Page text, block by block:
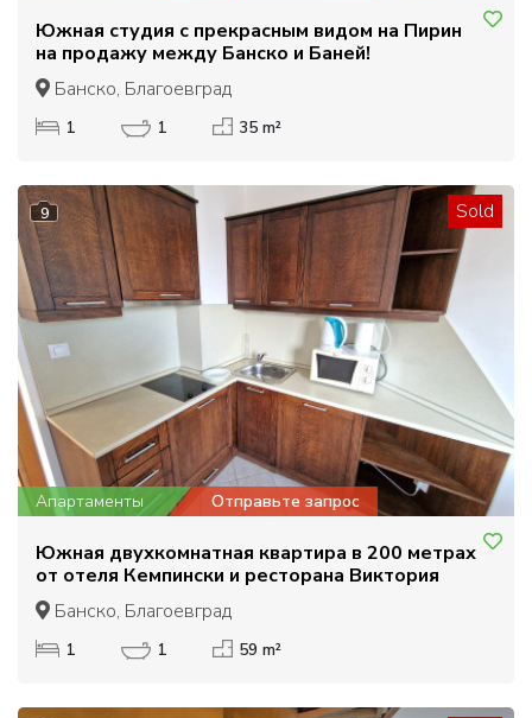
Южная студия с прекрасным видом на Пирин
на продажу между Банско и Баней!
Банско, Благоевград
1 1 35 m²
9 Sold
Апартаменты Отправьте запрос
Южная двухкомнатная квартира в 200 метрах
от отеля Кемпински и ресторана Виктория
Банско, Благоевград
1 1 59 m²